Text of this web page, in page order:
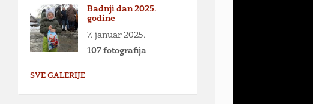
Badnji dan 2025.
godine
7. januar 2025.
107 fotografija
SVE GALERIJE